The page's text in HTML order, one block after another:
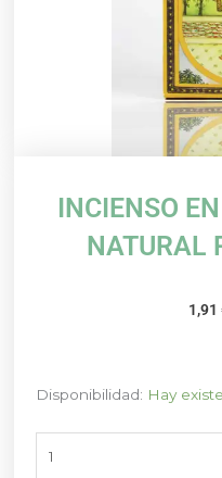
INCIENSO
NATURAL
1,91
Disponibilidad: Hay
INCIENSO
INCIENSO